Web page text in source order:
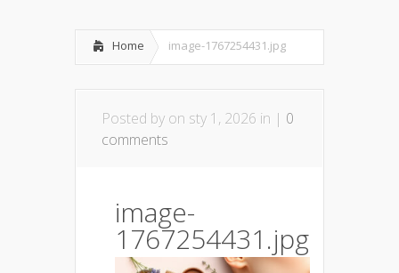
Home image-1767254431.jpg
Posted by on sty 1, 2026 in | 0
comments
image-
1767254431.jpg